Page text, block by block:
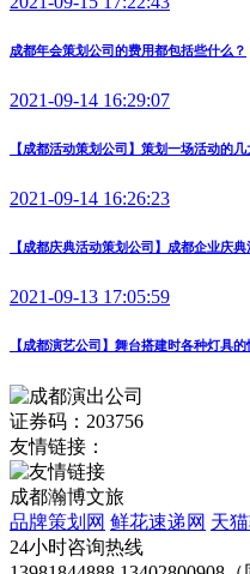
成都年会策划公司的费用都包括些什么？
2021-09-14 16:29:07
【成都活动策划公司】策划一场活动的
2021-09-14 16:26:23
【成都庆典活动策划公司】成都企业庆
2021-09-13 17:05:59
【成都演艺公司】舞台搭建时各种灯具
证券码：203756
友情链接：
成都瀚博文旅
品牌策划网 鲜花速递网 天
24小时咨询热线